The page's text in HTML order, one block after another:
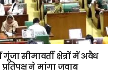
सीमावर्ती क्षेत्रों में अवैध
ने मांगा जवाब